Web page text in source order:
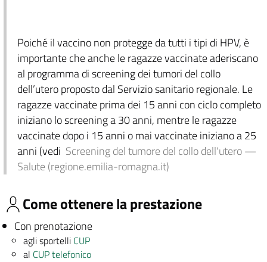
Poiché il vaccino non protegge da tutti i tipi di HPV, è
importante che anche le ragazze vaccinate aderiscano
al programma di screening dei tumori del collo
dell’utero proposto dal Servizio sanitario regionale. Le
ragazze vaccinate prima dei 15 anni con ciclo completo
iniziano lo screening a 30 anni, mentre le ragazze
vaccinate dopo i 15 anni o mai vaccinate iniziano a 25
anni (vedi Screening del tumore del collo dell'utero —
Salute (regione.emilia-romagna.it)
Come ottenere la prestazione
Con prenotazione
agli sportelli CUP
al CUP telefonico